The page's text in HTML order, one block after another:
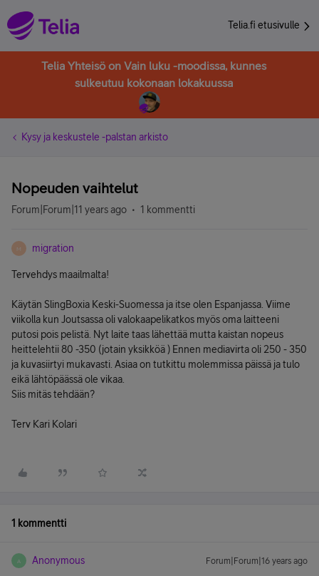
Telia.fi etusivulle
Telia Yhteisö on Vain luku -moodissa, kunnes
sulkeutuu kokonaan lokakuussa
Kysy ja keskustele -palstan arkisto
Nopeuden vaihtelut
Forum|Forum|11 years ago 1 kommentti
M migration
Tervehdys maailmalta!
Käytän SlingBoxia Keski-Suomessa ja itse olen Espanjassa. Viime
viikolla kun Joutsassa oli valokaapelikatkos myös oma laitteeni
putosi pois pelistä. Nyt laite taas lähettää mutta kaistan nopeus
heittelehtii 80 -350 (jotain yksikköä ) Ennen mediavirta oli 250 - 350
ja kuvasiirtyi mukavasti. Asiaa on tutkittu molemmissa päissä ja tulo
eikä lähtöpäässä ole vikaa.
Siis mitäs tehdään?
Terv Kari Kolari
1 kommentti
A Anonymous Forum|Forum|16 years ago